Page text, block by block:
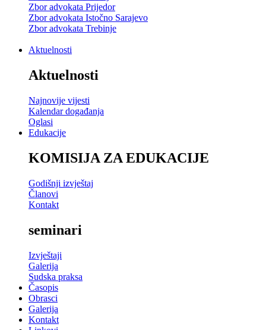
Zbor advokata Prijedor
Zbor advokata Istočno Sarajevo
Zbor advokata Trebinje
Aktuelnosti
Aktuelnosti
Najnovije vijesti
Kalendar događanja
Oglasi
Edukacije
KOMISIJA ZA EDUKACIJE
Godišnji izvještaj
Članovi
Kontakt
seminari
Izvještaji
Galerija
Sudska praksa
Časopis
Obrasci
Galerija
Kontakt